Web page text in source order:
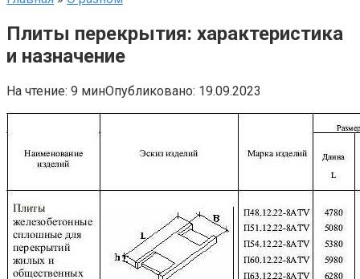
Плиты перекрытия: характеристика
и назначение
На чтение: 9 минОпубликовано: 19.09.2023